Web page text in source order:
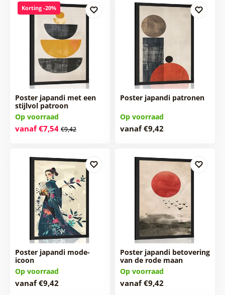
Korting -20%
Poster japandi met een
stijlvol patroon
Op voorraad
vanaf €7,54 €9,42
Poster japandi patronen
Op voorraad
vanaf €9,42
Poster japandi mode-
icoon
Op voorraad
vanaf €9,42
Poster japandi betovering
van de rode maan
Op voorraad
vanaf €9,42